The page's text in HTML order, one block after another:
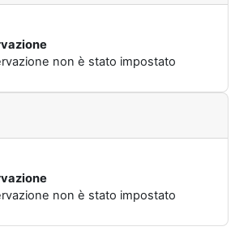
non è stato impostato
non è stato impostato